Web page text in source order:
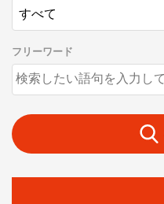
フリーワード